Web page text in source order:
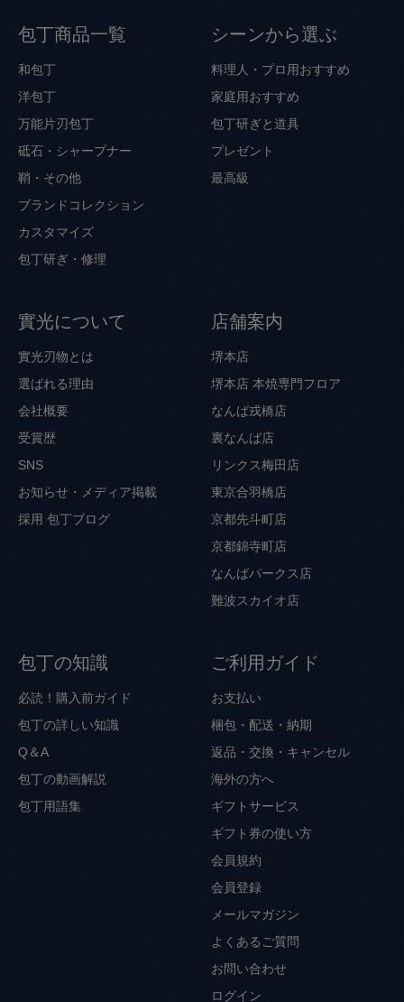
包丁商品一覧
和包丁
洋包丁
万能片刃包丁
砥石・シャープナー
鞘・その他
ブランドコレクション
カスタマイズ
包丁研ぎ・修理
シーンから選ぶ
料理人・プロ用おすすめ
家庭用おすすめ
包丁研ぎと道具
プレゼント
最高級
實光について
實光刃物とは
選ばれる理由
会社概要
受賞歴
SNS
お知らせ・メディア掲載
採用 包丁ブログ
店舗案内
堺本店
堺本店 本焼専門フロア
なんば戎橋店
裏なんば店
リンクス梅田店
東京合羽橋店
京都先斗町店
京都錦寺町店
なんばパークス店
難波スカイオ店
包丁の知識
必読！購入前ガイド
包丁の詳しい知識
Q＆A
包丁の動画解説
包丁用語集
ご利用ガイド
お支払い
梱包・配送・納期
返品・交換・キャンセル
海外の方へ
ギフトサービス
ギフト券の使い方
会員規約
会員登録
メールマガジン
よくあるご質問
お問い合わせ
ログイン